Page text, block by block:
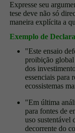
Expresse seu
tese deve não só
maneira explícita a
Exemplo de
"Este ensaio
proibição global
dos
essenciais para
ecossistemas
"Em última
para fontes de
uso sustentável
decorrente do